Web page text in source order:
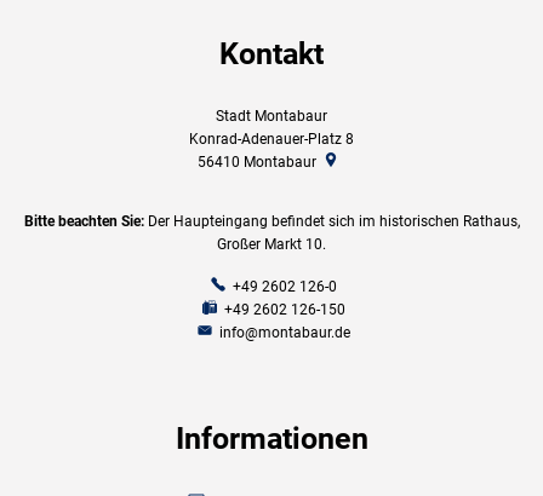
Kontakt
Stadt Montabaur
Konrad-Adenauer-Platz 8
56410 Montabaur
Bitte beachten Sie: Der Haupteingang befindet sich im historischen Rathaus,
Großer Markt 10.
+49 2602 126-0
+49 2602 126-150
info@montabaur.de
Informationen